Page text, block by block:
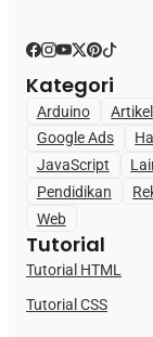
Kategori
Arduino Artikel
Google Ads
JavaScript
Pendidikan
Web
Tutorial
Tutorial HTML
Tutorial CSS